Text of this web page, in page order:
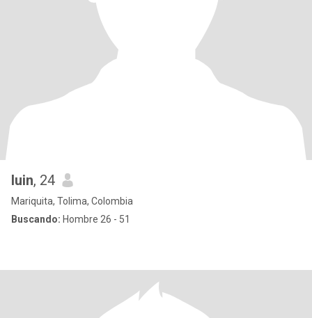
luin, 24
Mariquita, Tolima, Colombia
Buscando: Hombre 26 - 51